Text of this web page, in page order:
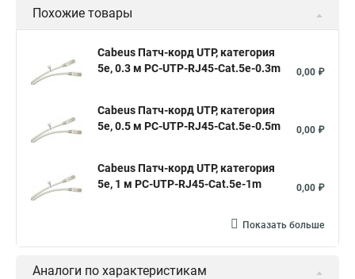
Похожие товары
Cabeus Патч-корд UTP, категория
5e, 0.3 м PC-UTP-RJ45-Cat.5e-0.3m
0,00 ₽
Cabeus Патч-корд UTP, категория
5e, 0.5 м PC-UTP-RJ45-Cat.5e-0.5m
0,00 ₽
Cabeus Патч-корд UTP, категория
5e, 1 м PC-UTP-RJ45-Cat.5e-1m
0,00 ₽
Показать больше
Аналоги по характеристикам